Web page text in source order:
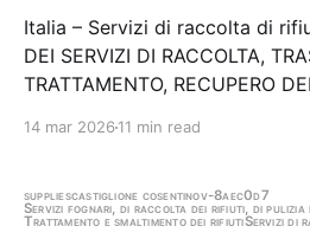
Italia – Servizi di raccolta di
DEI SERVIZI DI RACCOLTA,
TRATTAMENTO, RECUPERO
POSSIBILITÀ DI RINNOVO PER
14 mar 2026 11 min read
suppliescastiglione cosentinov-8aec0d7
Servizi fognari, di raccolta dei rifiuti, di pulizia
Trattamento e smaltimento dei rifiutiServizi di